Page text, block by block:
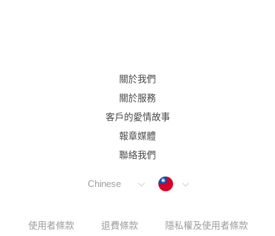
關於我們
關於服務
客戶的愛情故事
報章媒體
聯絡我們
Chinese Taiwan
使用者條款 退費條款 隱私權及使用者條款